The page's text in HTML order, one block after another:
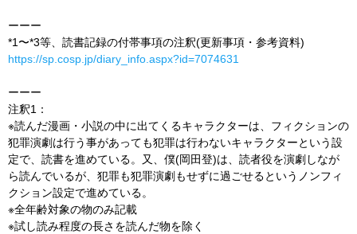
ーーー
*1〜*3等、読書記録の付帯事項の注釈(更新事項・参考資料)
https://sp.cosp.jp/diary_info.aspx?id=7074631
ーーー
注釈1：
※読んだ漫画・小説の中に出てくるキャラクターは、フィクションの
犯罪演劇は行う事があっても犯罪は行わないキャラクターという設
定で、読書を進めている。又、僕(岡田登)は、読者役を演劇しなが
ら読んでいるが、犯罪も犯罪演劇もせずに過ごせるというノンフィ
クション設定で進めている。
※全年齢対象の物のみ記載
※試し読み程度の長さを読んだ物を除く